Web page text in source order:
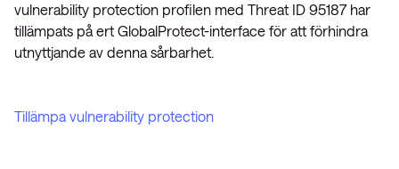
vulnerability protection profilen med Threat ID 95187 har
tillämpats på ert GlobalProtect-interface för att förhindra
utnyttjande av denna sårbarhet.
Tillämpa vulnerability protection